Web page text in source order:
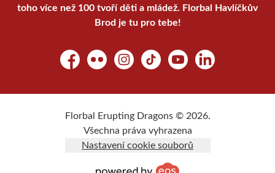
toho více než 100 tvoří děti a mládež. Florbal Havlíčkův
Brod je tu pro tebe!
FacebookFlickr Instagram
TikTok YouTubeLinkedIn
Florbal Erupting Dragons © 2026.
Všechna práva vyhrazena
Nastavení cookie souborů